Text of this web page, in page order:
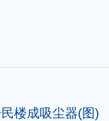
楼成吸尘器(图)